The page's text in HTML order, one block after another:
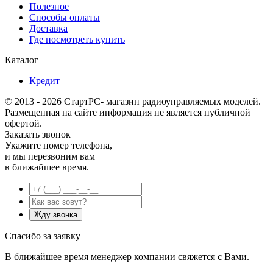
Полезное
Способы оплаты
Доставка
Где посмотреть купить
Каталог
Кредит
© 2013 - 2026 СтартРС- магазин радиоуправляемых моделей.
Размещенная на сайте информация не является публичной
офертой.
Заказать звонок
Укажите номер телефона,
и мы перезвоним вам
в ближайшее время.
Спасибо за заявку
В ближайшее время менеджер компании свяжется с Вами.